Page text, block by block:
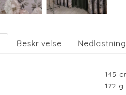
Beskrivelse
145
172 g